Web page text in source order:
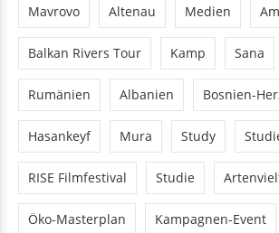
Mavrovo Altenau Medien
Balkan Rivers Tour Kamp Sana
Rumänien Albanien Bosnien-
Hasankeyf Mura Study
RISE Filmfestival Studie
Öko-Masterplan Kampagnen-Event